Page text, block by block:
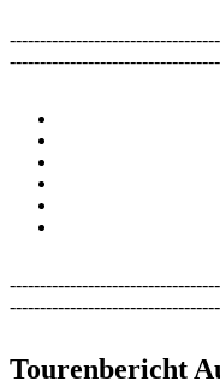
Tourenbericht